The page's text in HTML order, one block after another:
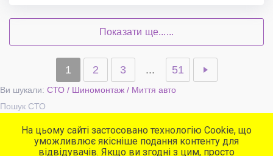
Показати ще......
1 2 3 ... 51
Ви шукали: СТО / Шиномонтаж / Миття авто
Пошук СТО
Популярні сервіси
СТО
На цьому сайті застосовано технологію Cookie, що
уможливлює якісніше подання контенту для
відвідувачів. Якщо ви згодні з цим, просто